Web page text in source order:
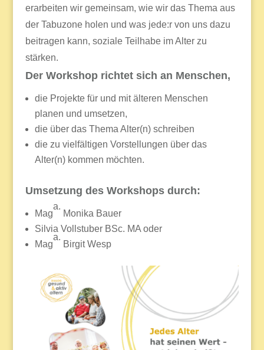
erarbeiten wir gemeinsam, wie wir das Thema aus
der Tabuzone holen und was jede:r von uns dazu
beitragen kann, soziale Teilhabe im Alter zu
stärken.
Der Workshop richtet sich an Menschen,
die Projekte für und mit älteren Menschen
planen und umsetzen,
die über das Thema Alter(n) schreiben
die zu vielfältigen Vorstellungen über das
Alter(n) kommen möchten.
Umsetzung des Workshops durch:
Mag
a.
Monika Bauer
Silvia Vollstuber BSc. MA oder
Mag
a.
Birgit Wesp